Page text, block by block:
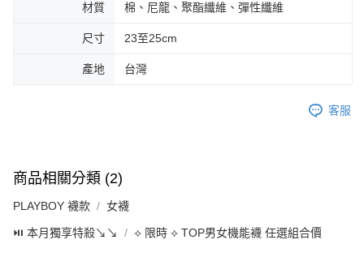
材質 棉、尼龍、聚酯纖維、彈性纖維
尺寸 23至25cm
產地 台灣
客服
商品相關分類 (2)
PLAYBOY 襪款 女襪
⏯︎ 本月獨享特殺↘︎↘︎ ⟡ 限時 ⟡ TOP男女機能襪 任選組合價